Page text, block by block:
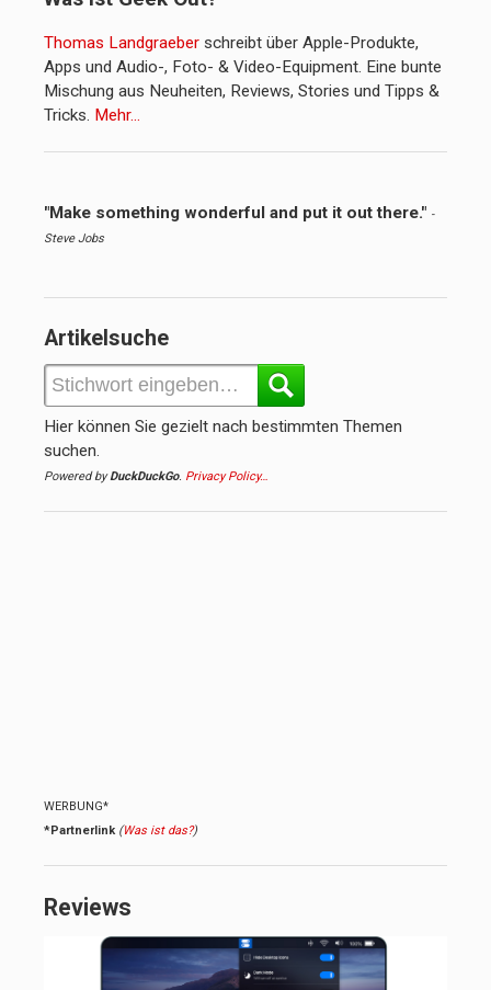
Thomas Landgraeber schreibt über Apple-Produkte,
Apps und Audio-, Foto- & Video-Equipment. Eine bunte
Mischung aus Neuheiten, Reviews, Stories und Tipps &
Tricks. Mehr…
"Make something wonderful and put it out there." -
Steve Jobs
Artikelsuche
Hier können Sie gezielt nach bestimmten Themen
suchen.
Powered byDuckDuckGo. Privacy Policy…
WERBUNG*
*Partnerlink (Was ist das?)
Reviews